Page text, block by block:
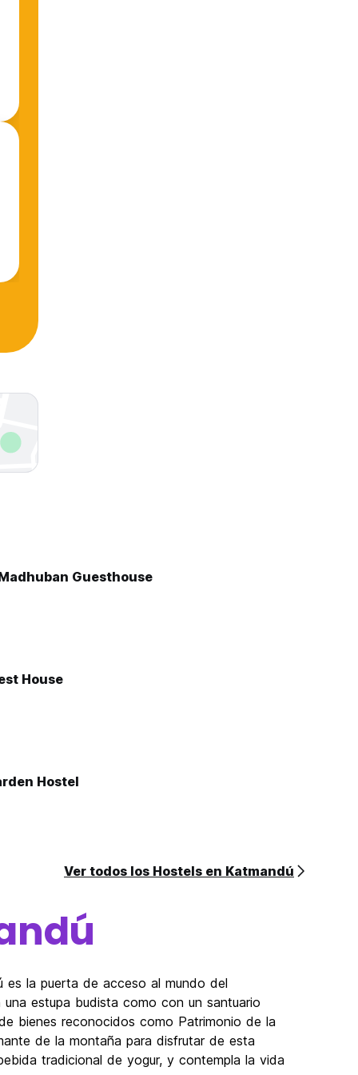
Guesthouse
House
Hostel
Ver todos los Hostels en Katmandú
es la puerta de acceso al mundo del
estupa budista como con un santuario
bienes reconocidos como Patrimonio de la
de la montaña para disfrutar de esta
tradicional de yogur, y contempla la vida